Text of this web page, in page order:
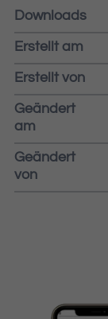
Downloads
Erstellt am
Erstellt von
Geändert
am
Geändert
von